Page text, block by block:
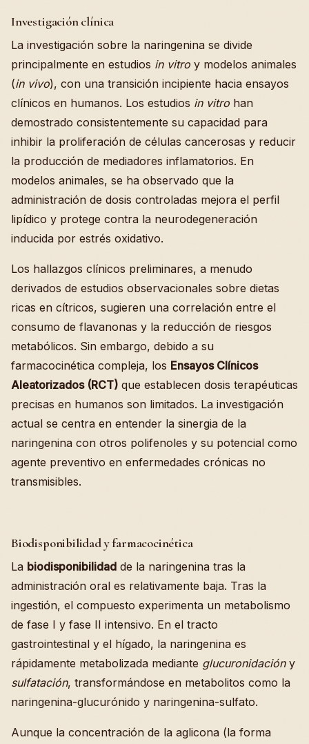
Investigación clínica
La investigación sobre la naringenina se divide
principalmente en estudios in vitro y modelos animales
(in vivo), con una transición incipiente hacia ensayos
clínicos en humanos. Los estudios in vitro han
demostrado consistentemente su capacidad para
inhibir la proliferación de células cancerosas y reducir
la producción de mediadores inflamatorios. En
modelos animales, se ha observado que la
administración de dosis controladas mejora el perfil
lipídico y protege contra la neurodegeneración
inducida por estrés oxidativo.
Los hallazgos clínicos preliminares, a menudo
derivados de estudios observacionales sobre dietas
ricas en cítricos, sugieren una correlación entre el
consumo de flavanonas y la reducción de riesgos
metabólicos. Sin embargo, debido a su
farmacocinética compleja, los Ensayos Clínicos
Aleatorizados (RCT) que establecen dosis terapéuticas
precisas en humanos son limitados. La investigación
actual se centra en entender la sinergia de la
naringenina con otros polifenoles y su potencial como
agente preventivo en enfermedades crónicas no
transmisibles.
Biodisponibilidad y farmacocinética
La biodisponibilidad de la naringenina tras la
administración oral es relativamente baja. Tras la
ingestión, el compuesto experimenta un metabolismo
de fase I y fase II intensivo. En el tracto
gastrointestinal y el hígado, la naringenina es
rápidamente metabolizada mediante glucuronidacióny
sulfatación, transformándose en metabolitos como la
naringenina-glucurónido y naringenina-sulfato.
Aunque la concentración de la aglicona (la forma